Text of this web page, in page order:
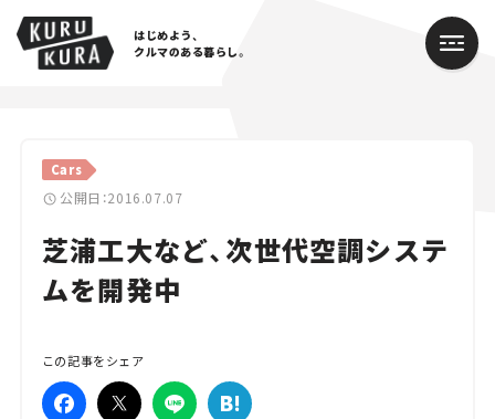
はじめよう、
クルマのある暮らし。
Cars
公開日：2016.07.07
芝浦工大など、次世代空調システ
ムを開発中
この記事をシェア
Cars
Lifestyle
Traffic
Special
Series